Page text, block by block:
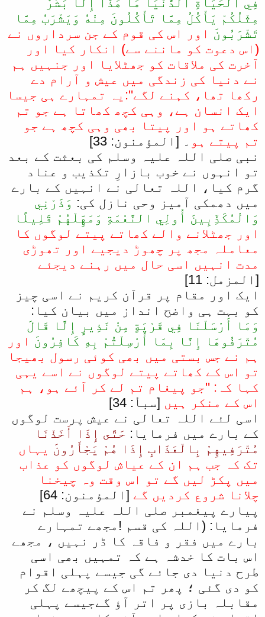
مِثْلُكُمْ يَأْكُلُ مِمَّا تَأْكُلُونَ مِنْهُ وَيَشْرَبُ مِمَّا
تَشْرَبُونَ اور اس کی قوم کے جن سرداروں نے
(اس دعوت کو ماننے سے) انکار کیا اور
آخرت کی ملاقات کو جھٹلایا اور جنہیں ہم
نے دنیا کی زندگی میں عیش و آرام دے
رکھا تھا، کہنے لگے'':یہ تمہارے ہی جیسا
ایک انسان ہے، وہی کچھ کھاتا ہے جو تم
کھاتے ہو اور پیتا بھی وہی کچھ ہے جو
تم پیتے ہو ۔ [المؤمنون: 33]
نبی صلی اللہ علیہ وسلم کی بعثت کے بعد
تو انہوں نے خوب بازارِ تکذیب و عناد
گرم کیا، اللہ تعالی نے انہیں کے بارے
میں دھمکی آمیز وحی نازل کی: وَذَرْنِي
وَالْمُكَذِّبِينَ أُولِي النَّعْمَةِ وَمَهِّلْهُمْ قَلِيلًا
اور جھٹلانے والے کھاتے پیتے لوگوں کا
معاملہ مجھ پر چھوڑ دیجیے اور تھوڑی
مدت انہیں اسی حال میں رہنے دیجئے
[المزمل: 11]
ایک اور مقام پر قرآن کریم نے اسی چیز
کو بہت ہی واضح انداز میں بیان کیا:
وَمَا أَرْسَلْنَا فِي قَرْيَةٍ مِنْ نَذِيرٍ إِلَّا قَالَ
مُتْرَفُوهَا إِنَّا بِمَا أُرْسِلْتُمْ بِهِ كَافِرُونَ اور
ہم نے جس بستی میں بھی کوئی رسول بھیجا
تو اس کے کھاتے پیتے لوگوں نے اسے یہی
کہا کہ: ''جو پیغام تم لے کر آئے ہو، ہم
اس کے منکر ہیں [سبأ: 34]
اسی لئے اللہ تعالی نے عیش پرست لوگوں
کے بارے میں فرمایا: حَتَّى إِذَا أَخَذْنَا
مُتْرَفِيهِمْ بِالْعَذَابِ إِذَا هُمْ يَجْأَرُونَ یہاں
تک کہ جب ہم ان کے عیاش لوگوں کو عذاب
میں پکڑ لیں گے تو اس وقت وہ چیخنا
چلانا شروع کردیں گے [المؤمنون: 64]
پیارے پیغمبر صلی اللہ علیہ وسلم نے
فرمایا: (اللہ کی قسم !مجھے تمہارے
بارے میں فقر و فاقہ کا ڈر نہیں ، مجھے
اس بات کا خدشہ ہے کہ تمہیں بھی اسی
طرح دنیا دی جائے گی جیسے پہلی اقوام
کو دی گئی ؛ پھر تم اس کے پیچھے لگ کر
مقابلہ بازی پر اتر آؤ گےجیسے پہلی